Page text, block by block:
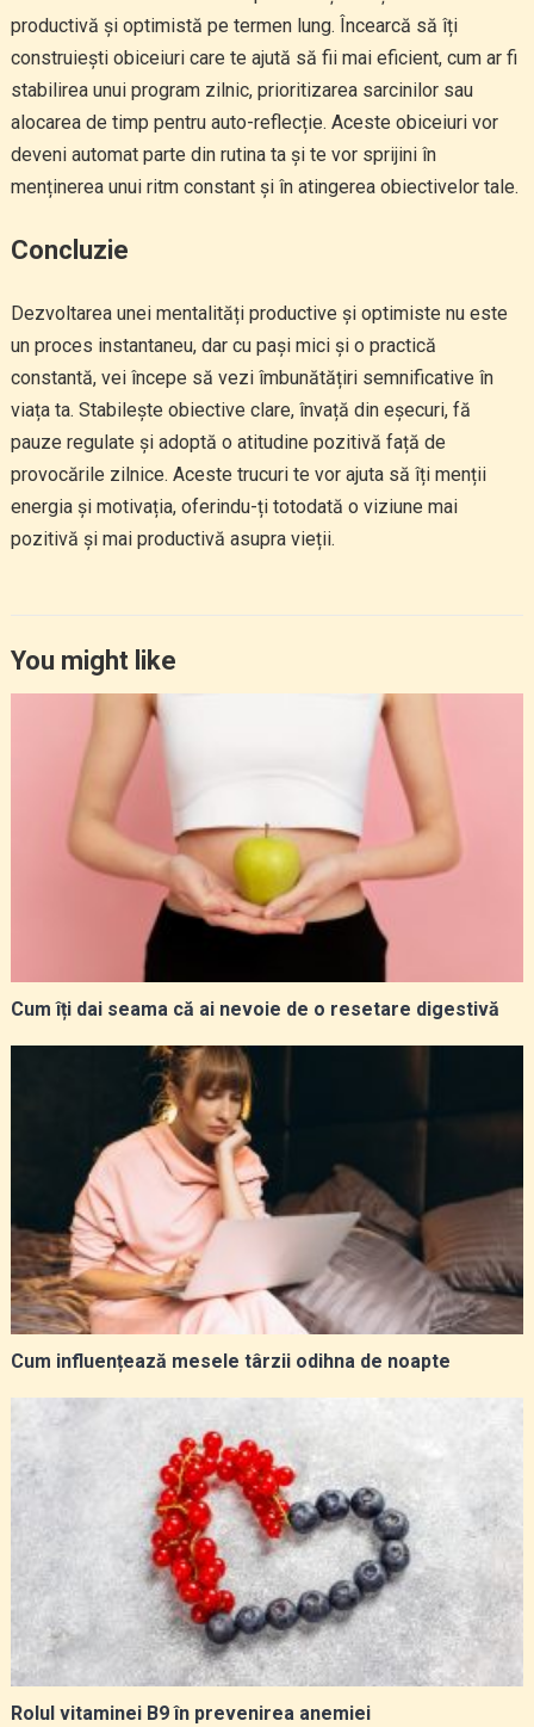
productivă și optimistă pe termen lung. Încearcă să îți
construiești obiceiuri care te ajută să fii mai eficient, cum ar fi
stabilirea unui program zilnic, prioritizarea sarcinilor sau
alocarea de timp pentru auto-reflecție. Aceste obiceiuri vor
deveni automat parte din rutina ta și te vor sprijini în
menținerea unui ritm constant și în atingerea obiectivelor tale.
Concluzie
Dezvoltarea unei mentalități productive și optimiste nu este
un proces instantaneu, dar cu pași mici și o practică
constantă, vei începe să vezi îmbunătățiri semnificative în
viața ta. Stabilește obiective clare, învață din eșecuri, fă
pauze regulate și adoptă o atitudine pozitivă față de
provocările zilnice. Aceste trucuri te vor ajuta să îți menții
energia și motivația, oferindu-ți totodată o viziune mai
pozitivă și mai productivă asupra vieții.
You might like
Cum îți dai seama că ai nevoie de o resetare digestivă
Cum influențează mesele târzii odihna de noapte
Rolul vitaminei B9 în prevenirea anemiei